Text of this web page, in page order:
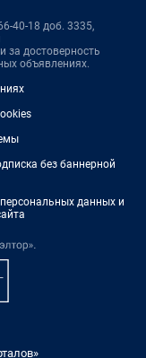
40-18 доб. 3335,
за достоверность
объявлениях.
без баннерной
данных и